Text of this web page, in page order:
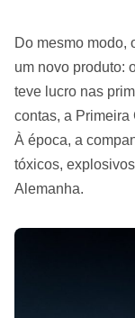
Do mesmo modo,
um novo produto:
teve lucro nas
contas, a Primeira
À época, a
tóxicos,
Alemanha.